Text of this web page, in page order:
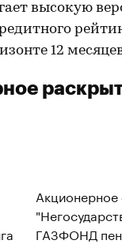
высокую
12
ГАЗФОНД